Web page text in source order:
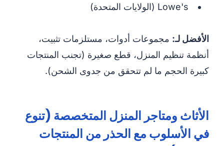
Lowe's (الولايات المتحدة)
الأفضل لـ: مجموعات أدوات، مستلزمات تثبيت،
أنظمة تنظيم المنزل، قطع صغيرة (تجنب المنتجات
كبيرة الحجم ما لم تتحقق من جدوى الشحن).
الأثاث ومتاجر المنزل المتخصصة (تنوع
في الأسلوب مع الحذر من المنتجات